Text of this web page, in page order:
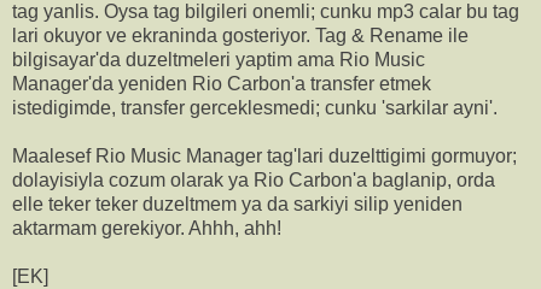
tag yanlis. Oysa tag bilgileri onemli; cunku mp3 calar bu tag
lari okuyor ve ekraninda gosteriyor. Tag & Rename ile
bilgisayar'da duzeltmeleri yaptim ama Rio Music
Manager'da yeniden Rio Carbon'a transfer etmek
istedigimde, transfer gerceklesmedi; cunku 'sarkilar ayni'.
Maalesef Rio Music Manager tag'lari duzelttigimi gormuyor;
dolayisiyla cozum olarak ya Rio Carbon'a baglanip, orda
elle teker teker duzeltmem ya da sarkiyi silip yeniden
aktarmam gerekiyor. Ahhh, ahh!
[EK]